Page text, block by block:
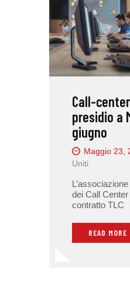
Call-
presidio a
giugno
Maggio 23,
Uniti
dei Call
contratto TLC
READ MORE